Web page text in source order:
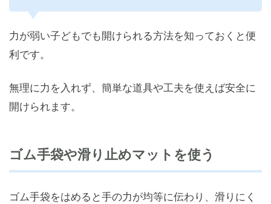
力が弱い子どもでも開けられる方法を知っておくと便
利です。
無理に力を入れず、簡単な道具や工夫を使えば安全に
開けられます。
ゴム手袋や滑り止めマットを使う
ゴム手袋をはめると手の力が均等に伝わり、滑りにく